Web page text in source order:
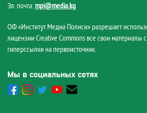
Эл. почта: mpi@media.kg
ОФ «Институт Медиа Полиси» разрешает
лицензии Creative Commons все свои материалы
гиперссылки на первоисточник.
Мы в социальных сетях